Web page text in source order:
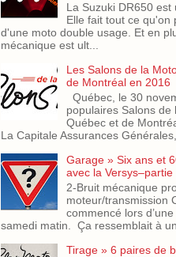
La Suzuki DR650
Elle fait tout ce qu'on
d'une moto double usage. Et en
mécanique est ult...
Les Salons de la
de Montréal en 2016
Québec, le 30
populaires Salons de
Québec et de
La Capitale Assurances
Garage » Six ans et
avec la Versys–partie
2-Bruit mécanique
moteur/transmission
commencé lors
samedi matin. Ça ressemblait à
Tirage » 6 paires de